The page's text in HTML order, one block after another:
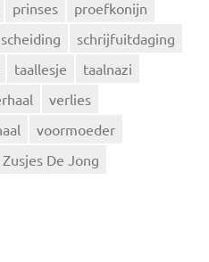
prinses
proefkonijn
scheiding
schrijfuitdaging
taallesje
taalnazi
verlies
voormoeder
Zusjes De Jong